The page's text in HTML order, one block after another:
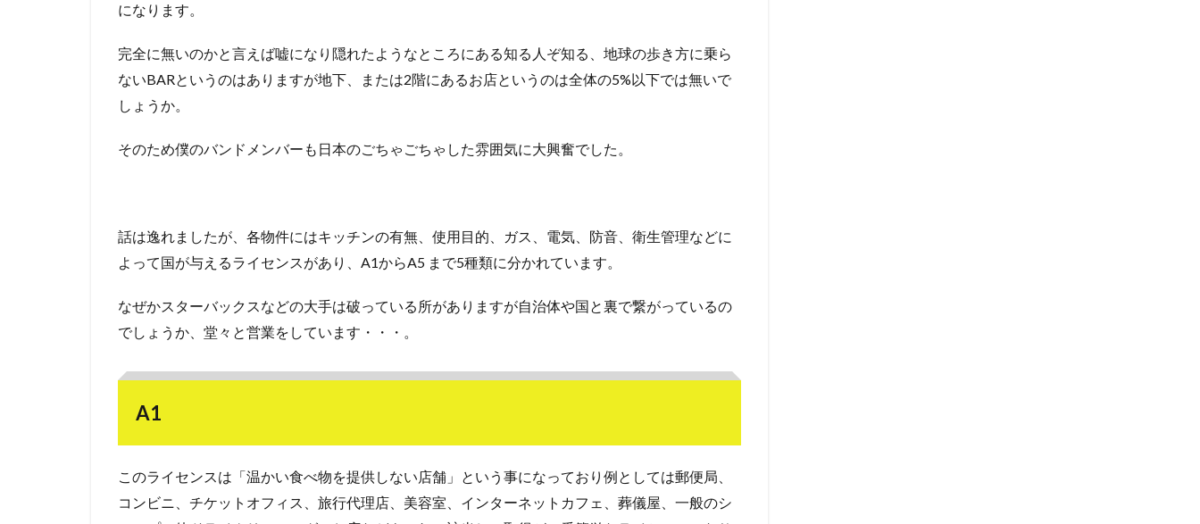
になります。
完全に無いのかと言えば嘘になり隠れたようなところにある知る人ぞ知る、地球の歩き方に乗ら
ないBARというのはありますが地下、または2階にあるお店というのは全体の5%以下では無いで
しょうか。
そのため僕のバンドメンバーも日本のごちゃごちゃした雰囲気に大興奮でした。
話は逸れましたが、各物件にはキッチンの有無、使用目的、ガス、電気、防音、衛生管理などに
よって国が与えるライセンスがあり、A1からA5 まで5種類に分かれています。
なぜかスターバックスなどの大手は破っている所がありますが自治体や国と裏で繋がっているの
でしょうか、堂々と営業をしています・・・。
A1
このライセンスは「温かい食べ物を提供しない店舗」という事になっており例としては郵便局、
コンビニ、チケットオフィス、旅行代理店、美容室、インターネットカフェ、葬儀屋、一般のシ